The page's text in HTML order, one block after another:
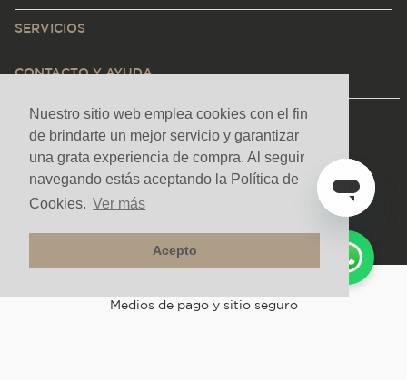
Nuestro sitio web emplea cookies con el fin
de brindarte un mejor servicio y garantizar
una grata experiencia de compra. Al seguir
navegando estás aceptando la Política de
Cookies. Ver más
Acepto
SERVICIOS
CONTACTO Y AYUDA
Medios de pago y sitio seguro